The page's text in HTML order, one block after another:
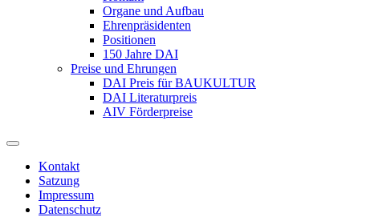
Organe und Aufbau
Ehrenpräsidenten
Positionen
150 Jahre DAI
Preise und Ehrungen
DAI Preis für BAUKULTUR
DAI Literaturpreis
AIV Förderpreise
Kontakt
Satzung
Impressum
Datenschutz